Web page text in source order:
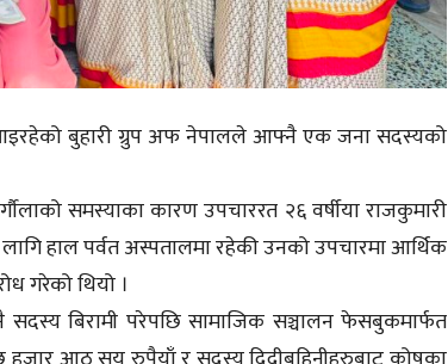
आइरहेको बुहारी ग्रुप अफ नेपालले आफ्नै एक जना सदस्यको
समस्याका कारण उपचाररत २६ वर्षीया राजकुमारी
हाल पर्वत अस्पतालमा रहेकी उनको उपचारमा आर्थिक
गरेको थियो ।
बिरामी परेपछि सामाजिक सञ्चालन फेसबुकमार्फत